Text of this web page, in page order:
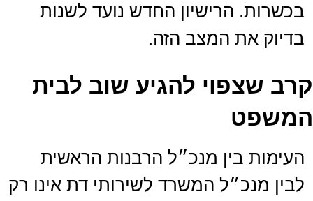
בכשרות. הרישיון החדש נועד לשנות
בדיוק את המצב הזה.
קרב שצפוי להגיע שוב לבית
המשפט
העימות בין מנכ״ל הרבנות הראשית
לבין מנכ״ל המשרד לשירותי דת אינו רק